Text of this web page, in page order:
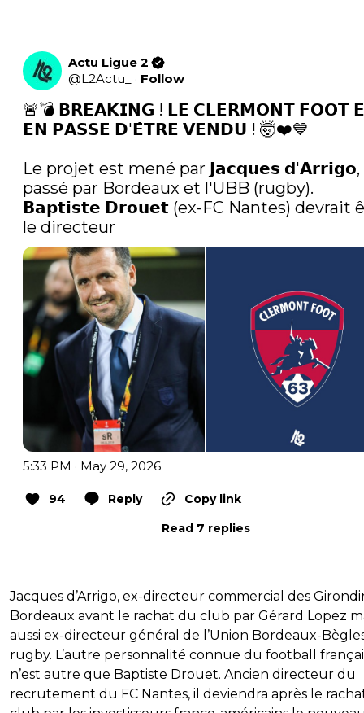
Actu Ligue 2
@L2Actu_ · Follow
🚨💣 𝗕𝗥𝗘𝗔𝗞𝗜𝗡𝗚 ! 𝗟𝗘 𝗖𝗟𝗘𝗥𝗠𝗢𝗡𝗧 𝗙𝗢𝗢𝗧
𝗘𝗡 𝗣𝗔𝗦𝗦𝗘 𝗗'𝗘̂𝗧𝗥𝗘 𝗩𝗘𝗡𝗗𝗨 ! 🤯❤️💙
Le projet est mené par 𝗝𝗮𝗰𝗾𝘂𝗲𝘀 𝗱'𝗔𝗿𝗿𝗶𝗴𝗼,
passé par Bordeaux et l'UBB (rugby).
𝗕𝗮𝗽𝘁𝗶𝘀𝘁𝗲 𝗗𝗿𝗼𝘂𝗲𝘁 (ex-FC Nantes) devrait
le directeur
5:33 PM · May 29, 2026
94 Reply
Copy link
Read 7 replies
Jacques d’Arrigo, ex-directeur commercial des
Bordeaux avant le rachat du club par Gérard Lopez
aussi ex-directeur général de l’Union Bordeaux-
rugby. L’autre personnalité connue du football
n’est autre que Baptiste Drouet. Ancien directeur du
recrutement du FC Nantes, il deviendra après le